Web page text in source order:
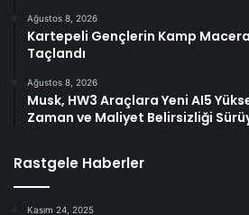
Ağustos 8, 2026
Kartepeli Gençlerin Kamp
Taçlandı
Ağustos 8, 2026
Musk, HW3 Araçlara Yeni AI5
Zaman ve Maliyet Belirsizliği
Rastgele Haberler
Kasım 24, 2025